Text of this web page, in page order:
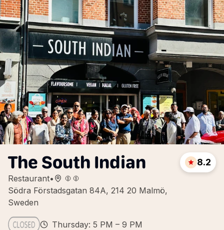
The South Indian
Restaurant•
Södra Förstadsgatan 84A, 214 20 Malmö,
Sweden
8.2
Thursday: 5 PM – 9 PM